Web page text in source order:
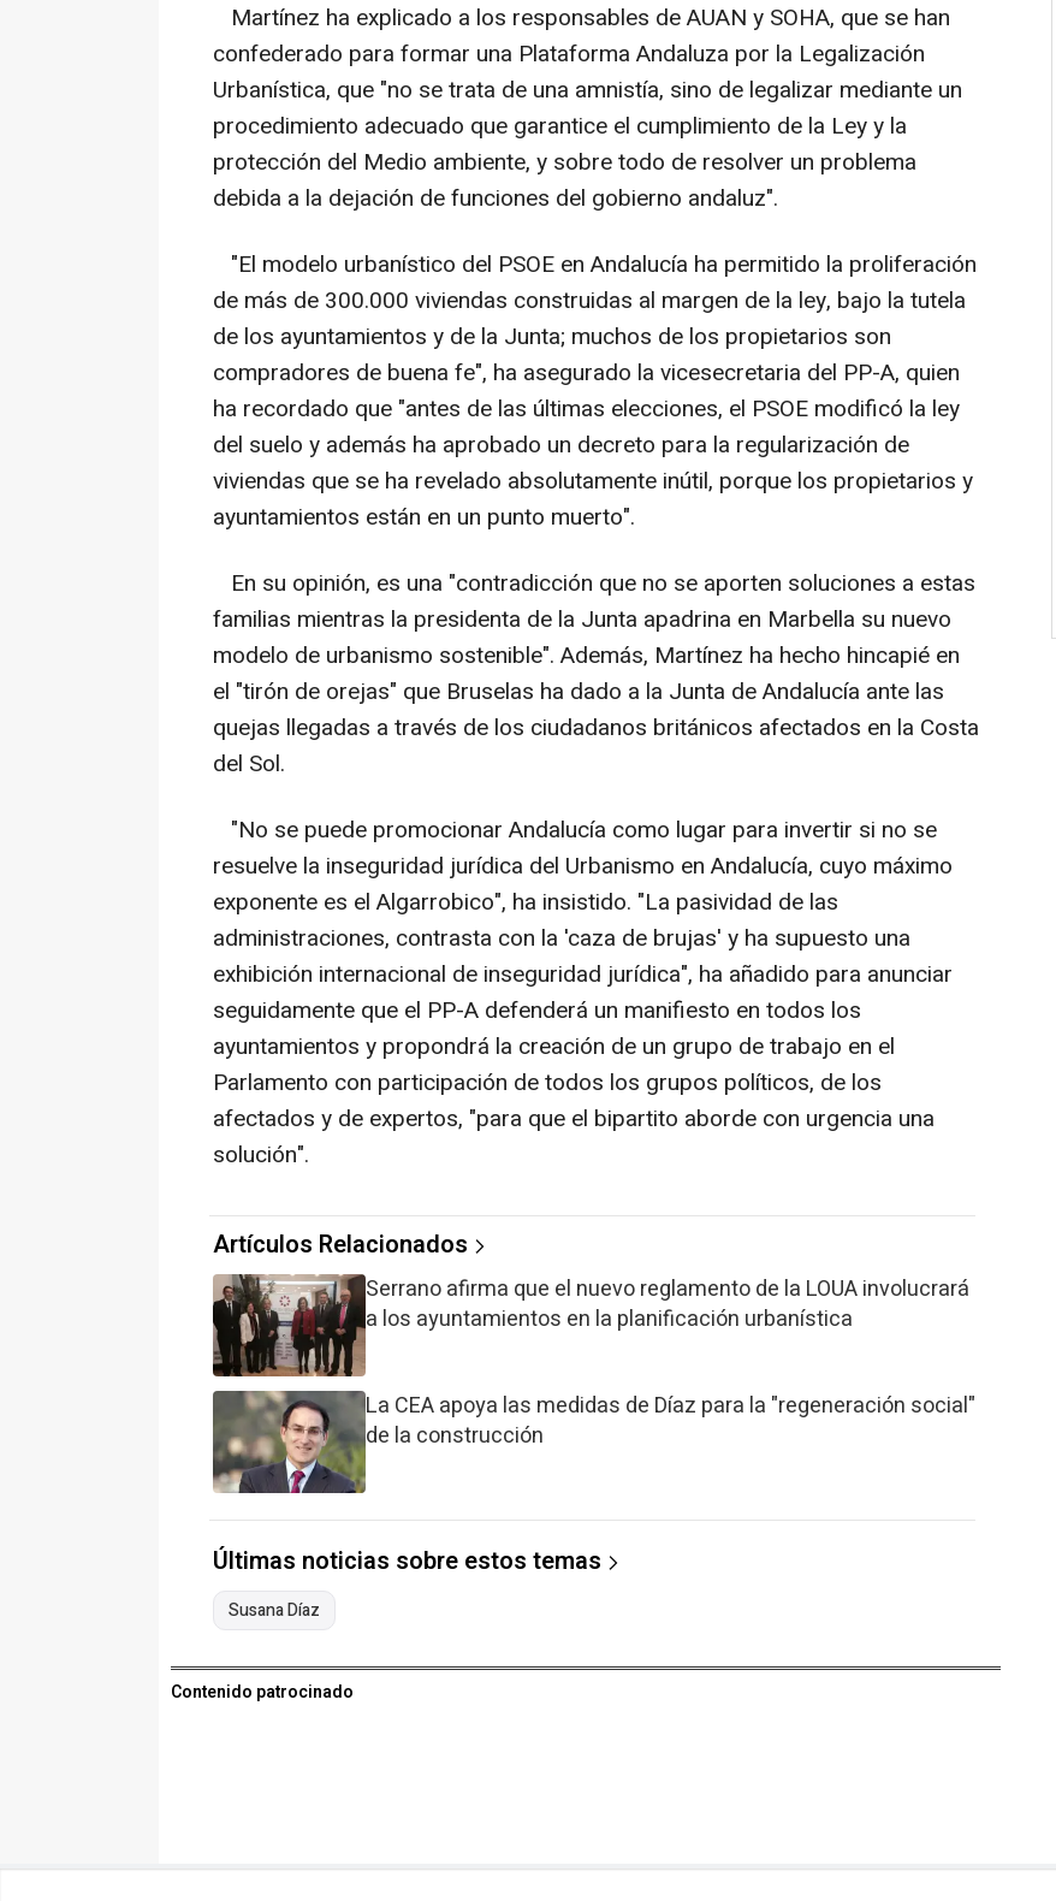
Martínez ha explicado a los responsables de AUAN y SOHA, que se han
confederado para formar una Plataforma Andaluza por la Legalización
Urbanística, que "no se trata de una amnistía, sino de legalizar mediante un
procedimiento adecuado que garantice el cumplimiento de la Ley y la
protección del Medio ambiente, y sobre todo de resolver un problema
debida a la dejación de funciones del gobierno andaluz".
"El modelo urbanístico del PSOE en Andalucía ha permitido la proliferación
de más de 300.000 viviendas construidas al margen de la ley, bajo la tutela
de los ayuntamientos y de la Junta; muchos de los propietarios son
compradores de buena fe", ha asegurado la vicesecretaria del PP-A, quien
ha recordado que "antes de las últimas elecciones, el PSOE modificó la ley
del suelo y además ha aprobado un decreto para la regularización de
viviendas que se ha revelado absolutamente inútil, porque los propietarios y
ayuntamientos están en un punto muerto".
En su opinión, es una "contradicción que no se aporten soluciones a estas
familias mientras la presidenta de la Junta apadrina en Marbella su nuevo
modelo de urbanismo sostenible". Además, Martínez ha hecho hincapié en
el "tirón de orejas" que Bruselas ha dado a la Junta de Andalucía ante las
quejas llegadas a través de los ciudadanos británicos afectados en la Costa
del Sol.
"No se puede promocionar Andalucía como lugar para invertir si no se
resuelve la inseguridad jurídica del Urbanismo en Andalucía, cuyo máximo
exponente es el Algarrobico", ha insistido. "La pasividad de las
administraciones, contrasta con la 'caza de brujas' y ha supuesto una
exhibición internacional de inseguridad jurídica", ha añadido para anunciar
seguidamente que el PP-A defenderá un manifiesto en todos los
ayuntamientos y propondrá la creación de un grupo de trabajo en el
Parlamento con participación de todos los grupos políticos, de los
afectados y de expertos, "para que el bipartito aborde con urgencia una
solución".
Artículos Relacionados
Serrano afirma que el nuevo reglamento de la LOUA involucrará
a los ayuntamientos en la planificación urbanística
La CEA apoya las medidas de Díaz para la "regeneración social"
de la construcción
Últimas noticias sobre estos temas
Susana Díaz
Contenido patrocinado